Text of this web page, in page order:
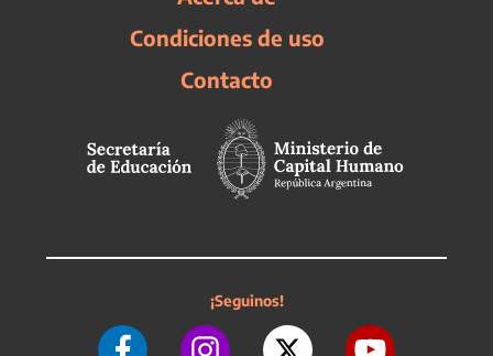
Condiciones de uso
Contacto
¡Seguinos!